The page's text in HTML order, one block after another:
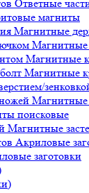
Ответные
магниты
Магнитные
Магнитные
Магнитные
Магнитные
Магнитные
поисковые
Магнитные
Акриловые
заготовки